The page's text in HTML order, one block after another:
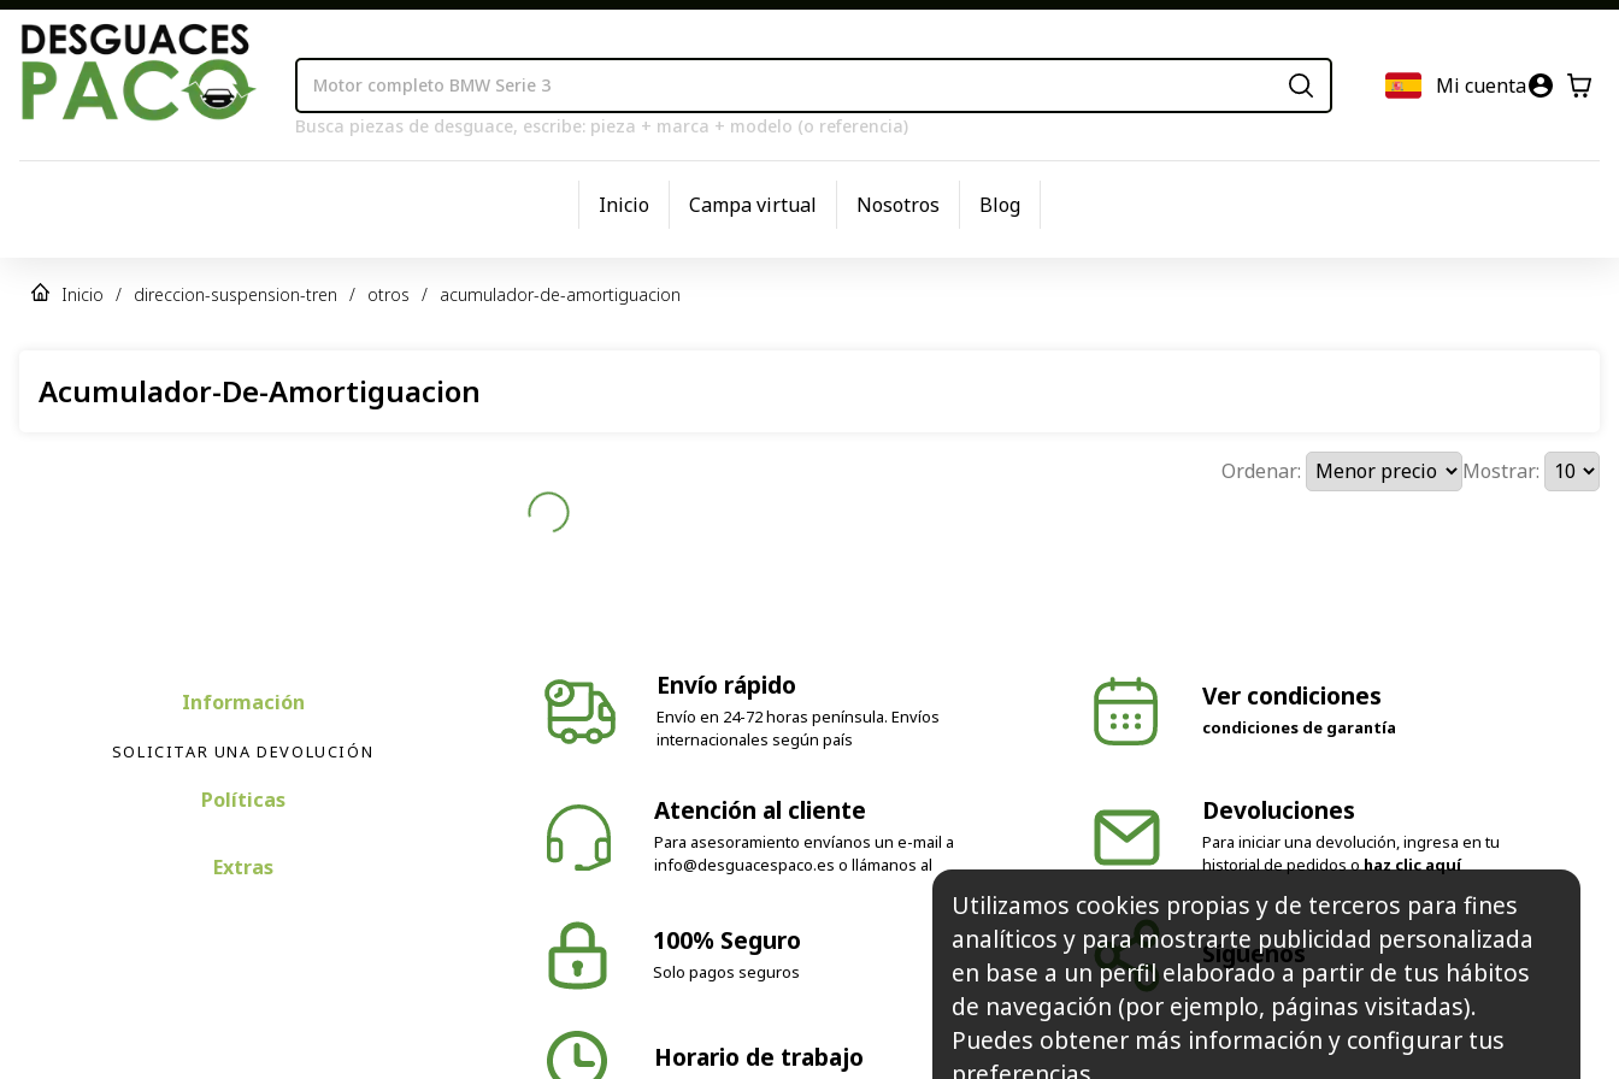
Busca piezas de desguace, escribe: pieza + marca + modelo (o referencia)
Mi cuenta
Inicio Campa virtual Nosotros Blog
Inicio / direccion-suspension-tren / otros / acumulador-de-amortiguacion
Acumulador-De-Amortiguacion
Ordenar: Mostrar:
Información
SOLICITAR UNA DEVOLUCIÓN
Políticas
Extras
Envío rápido
Envío en 24-72 horas península. Envíos
internacionales según país
Ver condiciones
condiciones de garantía
Atención al cliente
Para asesoramiento envíanos un e-mail a
info@desguacespaco.es o llámanos al
Devoluciones
Para iniciar una devolución, ingresa en tu
historial de pedidos ohaz clic aquí
100% Seguro
Solo pagos seguros
Síguenos
Horario de trabajo
Utilizamos cookies propias y de terceros para fines
analíticos y para mostrarte publicidad personalizada
en base a un perfil elaborado a partir de tus hábitos
de navegación (por ejemplo, páginas visitadas).
Puedes obtener más información y configurar tus